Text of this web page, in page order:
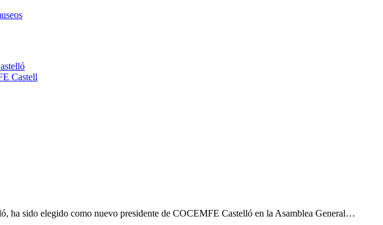
Castell
ha sido elegido como nuevo presidente de COCEMFE Castelló en la Asamblea General…